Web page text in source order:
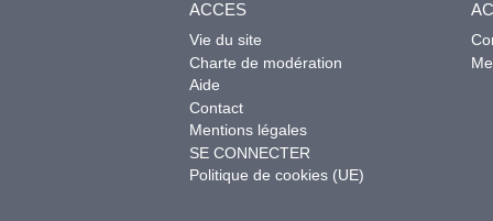
ACCES
Vie du site
Charte de modération
Aide
Contact
Mentions légales
SE CONNECTER
Politique de cookies (UE)